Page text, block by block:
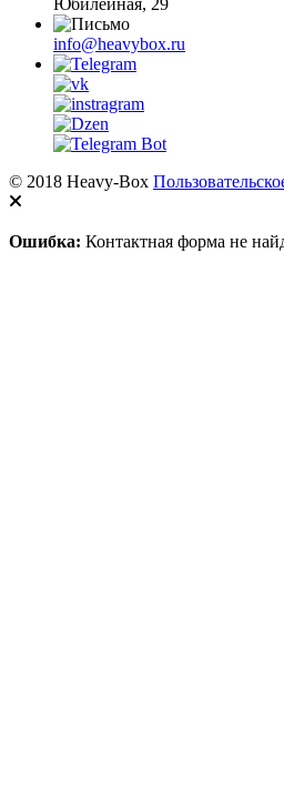
info@heavybox.ru
© 2018 Heavy-Box
Ошибка: Контактная форма не